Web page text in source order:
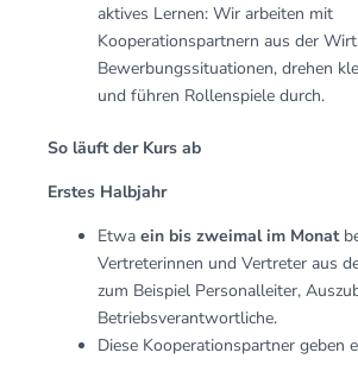
aktives Lernen: Wir arbeiten mit
Kooperationspartnern aus der
Bewerbungssituationen, drehen
und führen Rollenspiele durch.
So läuft der Kurs ab
Erstes Halbjahr
Etwa ein bis zweimal im Monat
Vertreterinnen und Vertreter aus
zum Beispiel Personalleiter,
Betriebs­verantwortliche.
Diese Kooperations­partner geben